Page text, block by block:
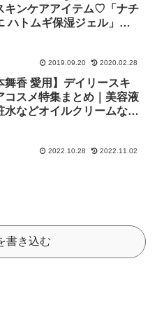
キンケアアイテム♡「ナチ
ハトムギ保湿ジェル」を
2019.09.20 2020.02.28
舞香 愛用】デイリースキ
コスメ特集まとめ｜美容液
水などオイルクリームなど
2022.10.28 2022.11.02
書き込む